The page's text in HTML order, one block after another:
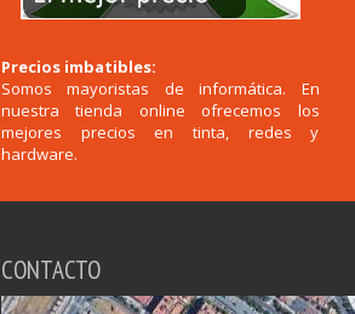
Precios imbatibles:
Somos mayoristas de informática. En
nuestra tienda online ofrecemos los
mejores precios en tinta, redes y
hardware.
CONTACTO